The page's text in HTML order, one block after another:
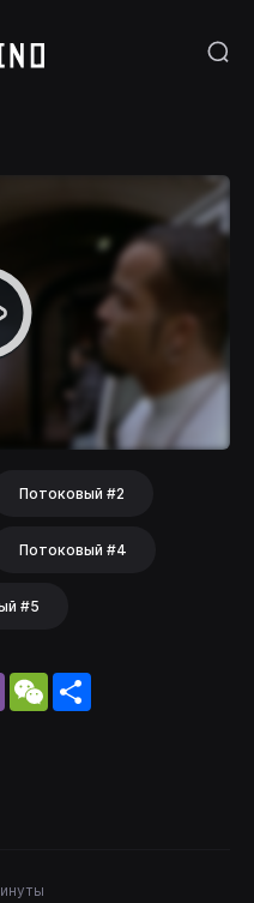
Потоковый #2
Потоковый #4
#5
Viber WeChat